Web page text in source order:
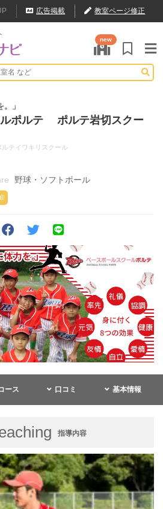
広告掲載 教室ページ修正
new
」
ルポルテ ポルテ岩切スクー
テイワキリスクール
野球・ソフトボール
ース 口コミ 基本情報
指導内容